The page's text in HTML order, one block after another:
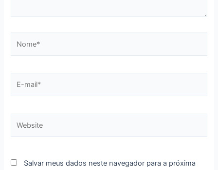
Salvar meus dados neste navegador para a próxima